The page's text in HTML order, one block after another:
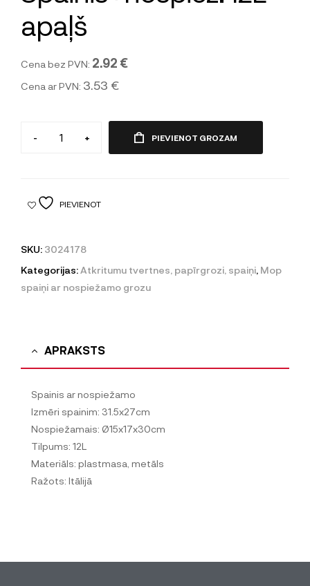
apaļš
Cena bez PVN: 2.92 €
Cena ar PVN: 3.53 €
- + PIEVIENOT GROZAM
PIEVIENOT
SKU: 3024178
Kategorijas:Atkritumu tvertnes, papīrgrozi, spaiņi, Mop
spaiņi ar nospiežamo grozu
APRAKSTS
Spainis ar nospiežamo
Izmēri spainim: 31.5x27cm
Nospiežamais: Ø15x17x30cm
Tilpums: 12L
Materiāls: plastmasa, metāls
Ražots: Itālijā